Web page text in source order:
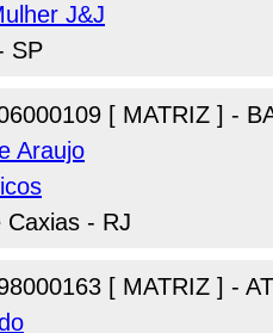
J&J
SP
[ MATRIZ ] -
Araujo
Caxias - RJ
[ MATRIZ ] -